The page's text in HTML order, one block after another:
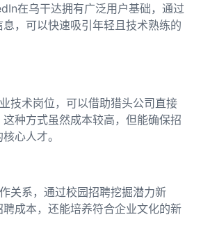
在乌干达拥有广泛用户基础，通过
，可以快速吸引年轻且技术熟练的
技术岗位，可以借助猎头公司直接
种方式虽然成本较高，但能确保招
心人才。
关系，通过校园招聘挖掘潜力新
成本，还能培养符合企业文化的新